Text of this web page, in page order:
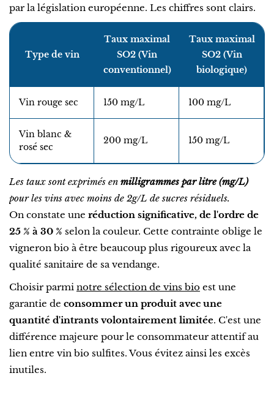
par la législation européenne. Les chiffres sont clairs.
Type de vin
Taux maximal
SO2 (Vin
conventionnel)
Taux maximal
SO2 (Vin
biologique)
Vin rouge sec 150 mg/L 100 mg/L
Vin blanc &
rosé sec
200 mg/L 150 mg/L
Les taux sont exprimés en milligrammes par litre (mg/L)
pour les vins avec moins de 2g/L de sucres résiduels.
On constate une réduction significative, de l'ordre de
25 % à 30 % selon la couleur. Cette contrainte oblige le
vigneron bio à être beaucoup plus rigoureux avec la
qualité sanitaire de sa vendange.
Choisir parmi notre sélection de vins bio est une
garantie de consommer un produit avec une
quantité d'intrants volontairement limitée. C'est une
différence majeure pour le consommateur attentif au
lien entre vin bio sulfites. Vous évitez ainsi les excès
inutiles.